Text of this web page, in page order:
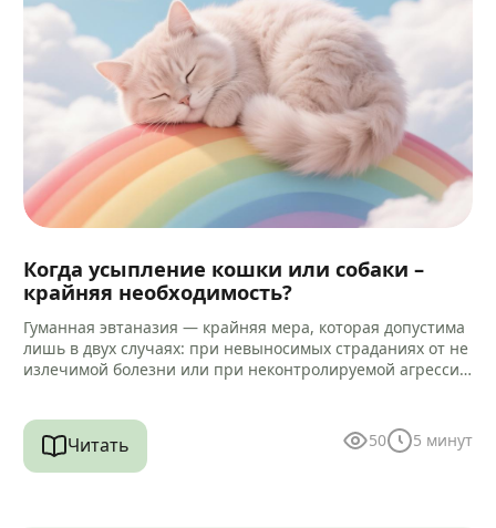
Когда усыпление кошки или собаки –
крайняя необходимость?
Гуманная эвтаназия — крайняя мера, которая допустима
лишь в двух случаях: при невыносимых страданиях от не
излечимой болезни или при неконтролируемой агрессии
Читать 50 5 минут